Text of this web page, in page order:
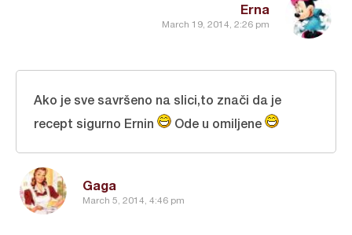
Erna
March 19, 2014, 2:26 pm
Gaga
March 5, 2014, 4:46 pm
Ako je sve savršeno na slici,to znači da je
recept sigurno Ernin
Ode u omiljene